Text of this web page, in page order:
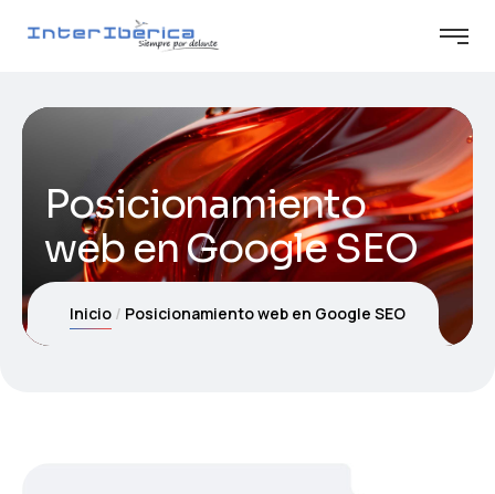
Posicionamiento
web en Google SEO
Inicio Posicionamiento web en Google SEO